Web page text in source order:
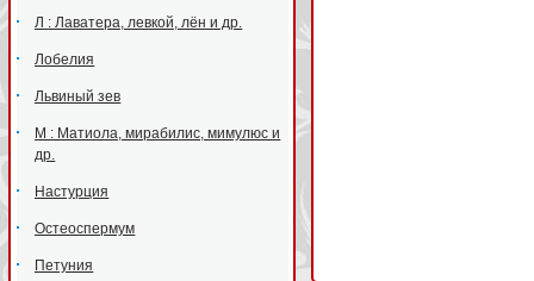
Л : Лаватера, левкой, лён и др.
Лобелия
Львиный зев
М : Матиола, мирабилис, мимулюс и
др.
Настурция
Остеоспермум
Петуния